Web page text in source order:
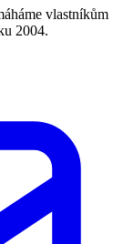
vlastníkům
2004.